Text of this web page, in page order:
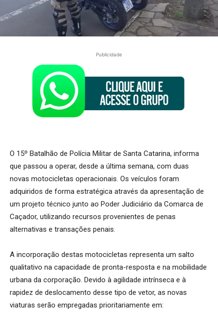
Publicidade
O 15º Batalhão de Polícia Militar de Santa Catarina, informa
que passou a operar, desde a última semana, com duas
novas motocicletas operacionais. Os veículos foram
adquiridos de forma estratégica através da apresentação de
um projeto técnico junto ao Poder Judiciário da Comarca de
Caçador, utilizando recursos provenientes de penas
alternativas e transações penais.
A incorporação destas motocicletas representa um salto
qualitativo na capacidade de pronta-resposta e na mobilidade
urbana da corporação. Devido à agilidade intrínseca e à
rapidez de deslocamento desse tipo de vetor, as novas
viaturas serão empregadas prioritariamente em: